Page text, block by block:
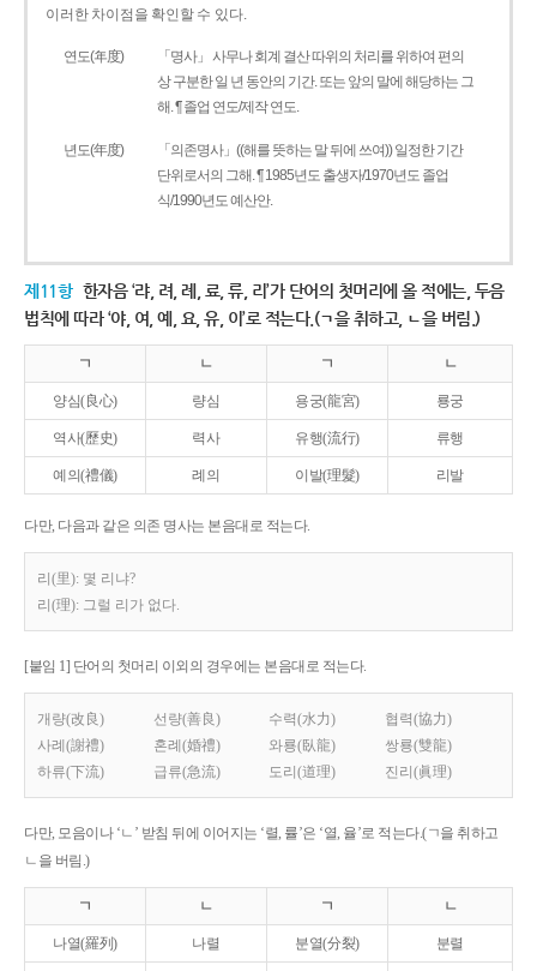
이러한 차이점을 확인할 수 있다.
연도(年度)
「명사」 사무나 회계 결산 따위의 처리를 위하여 편의
상 구분한 일 년 동안의 기간. 또는 앞의 말에 해당하는 그
해. ¶ 졸업 연도/제작 연도.
년도(年度)
「의존명사」((해를 뜻하는 말 뒤에 쓰여)) 일정한 기간
단위로서의 그해. ¶ 1985년도 출생자/1970년도 졸업
식/1990년도 예산안.
제11항 한자음 ‘랴, 려, 례, 료, 류, 리’가 단어의 첫머리에 올 적에는, 두음
법칙에 따라 ‘야, 여, 예, 요, 유, 이’로 적는다.(ㄱ을 취하고, ㄴ을 버림.)
ㄱ ㄴ ㄱ ㄴ
양심(良心) 량심 용궁(龍宮) 룡궁
역사(歷史) 력사 유행(流行) 류행
예의(禮儀) 례의 이발(理髮) 리발
다만, 다음과 같은 의존 명사는 본음대로 적는다.
리(里): 몇 리냐?
리(理): 그럴 리가 없다.
[붙임 1] 단어의 첫머리 이외의 경우에는 본음대로 적는다.
개량(改良) 선량(善良) 수력(水力)
협력(協力)
사례(謝禮)
혼례(婚禮) 와룡(臥龍)
쌍룡(雙龍)
하류(下流)
급류(急流) 도리(道理) 진리(眞理)
다만, 모음이나 ‘ㄴ’ 받침 뒤에 이어지는 ‘렬, 률’은 ‘열, 율’로 적는다.(ㄱ을 취하고
ㄴ을 버림.)
ㄱ ㄴ ㄱ ㄴ
나열(羅列) 나렬 분열(分裂) 분렬